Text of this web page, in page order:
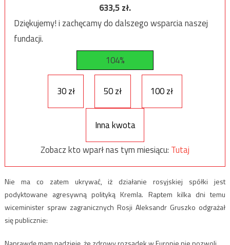
633,5zł.
Dziękujemy! i zachęcamy do dalszego wsparcia naszej
fundacji.
104%
30 zł 50 zł 100 zł
Inna kwota
Zobacz kto wparł nas tym miesiącu: Tutaj
Nie ma co zatem ukrywać, iż działanie rosyjskiej spółki jest
podyktowane agresywną polityką Kremla. Raptem kilka dni temu
wiceminister spraw zagranicznych Rosji Aleksandr Gruszko odgrażał
się publicznie: